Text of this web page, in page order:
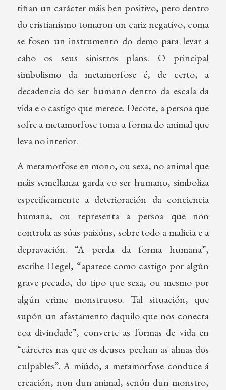
tiñan un carácter máis ben positivo, pero dentro
do cristianismo tomaron un cariz negativo, coma
se fosen un instrumento do demo para levar a
cabo os seus sinistros plans. O principal
simbolismo da metamorfose é, de certo, a
decadencia do ser humano dentro da escala da
vida e o castigo que merece. Decote, a persoa que
sofre a metamorfose toma a forma do animal que
leva no interior.
A metamorfose en mono, ou sexa, no animal que
máis semellanza garda co ser humano, simboliza
especificamente a deterioración da conciencia
humana, ou representa a persoa que non
controla as súas paixóns, sobre todo a malicia e a
depravación. “A perda da forma humana”,
escribe Hegel, “aparece como castigo por algún
grave pecado, do tipo que sexa, ou mesmo por
algún crime monstruoso. Tal situación, que
supón un afastamento daquilo que nos conecta
coa divindade”, converte as formas de vida en
“cárceres nas que os deuses pechan as almas dos
culpables”. A miúdo, a metamorfose conduce á
creación, non dun animal, senón dun monstro,